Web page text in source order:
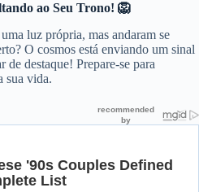
ao Seu Trono! 🦁
luz própria, mas andaram se
O cosmos está enviando um sinal
de destaque! Prepare-se para
sua vida.